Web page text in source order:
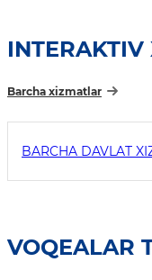
Barcha xizmatlar
BARCHA DAVLAT
VOQEALAR